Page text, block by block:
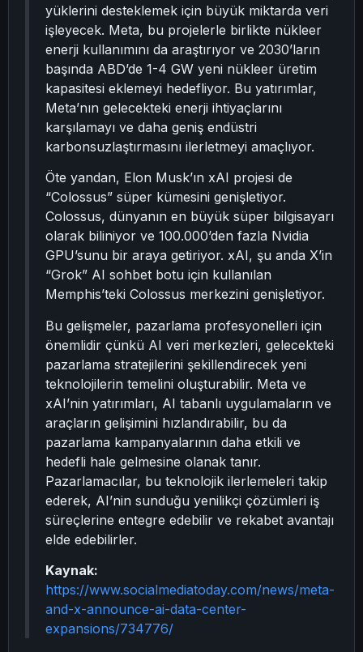
yüklerini desteklemek için büyük miktarda veri
işleyecek. Meta, bu projelerle birlikte nükleer
enerji kullanımını da araştırıyor ve 2030’ların
başında ABD’de 1-4 GW yeni nükleer üretim
kapasitesi eklemeyi hedefliyor. Bu yatırımlar,
Meta’nın gelecekteki enerji ihtiyaçlarını
karşılamayı ve daha geniş endüstri
karbonsuzlaştırmasını ilerletmeyi amaçlıyor.
Öte yandan, Elon Musk’ın xAI projesi de
“Colossus” süper kümesini genişletiyor.
Colossus, dünyanın en büyük süper bilgisayarı
olarak biliniyor ve 100.000’den fazla Nvidia
GPU’sunu bir araya getiriyor. xAI, şu anda X’in
“Grok” AI sohbet botu için kullanılan
Memphis’teki Colossus merkezini genişletiyor.
Bu gelişmeler, pazarlama profesyonelleri için
önemlidir çünkü AI veri merkezleri, gelecekteki
pazarlama stratejilerini şekillendirecek yeni
teknolojilerin temelini oluşturabilir. Meta ve
xAI’nin yatırımları, AI tabanlı uygulamaların ve
araçların gelişimini hızlandırabilir, bu da
pazarlama kampanyalarının daha etkili ve
hedefli hale gelmesine olanak tanır.
Pazarlamacılar, bu teknolojik ilerlemeleri takip
ederek, AI’nin sunduğu yenilikçi çözümleri iş
süreçlerine entegre edebilir ve rekabet avantajı
elde edebilirler.
Kaynak:
https://www.socialmediatoday.com/news/meta-
and-x-announce-ai-data-center-
expansions/734776/